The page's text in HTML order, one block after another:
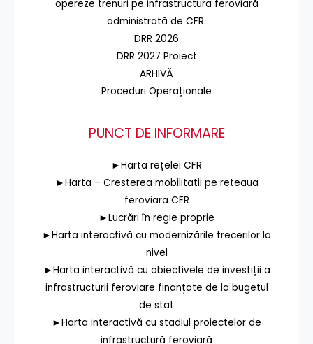
opereze trenuri pe infrastructura feroviară
administrată de CFR.
DRR 2026
DRR 2027 Proiect
ARHIVĂ
Proceduri Operaționale
PUNCT DE INFORMARE
►Harta rețelei CFR
►Harta – Cresterea mobilitatii pe reteaua
feroviara CFR
►Lucrări în regie proprie
►Harta interactivă cu modernizările trecerilor la
nivel
►Harta interactivă cu obiectivele de investiții a
infrastructurii feroviare finanțate de la bugetul
de stat
►Harta interactivă cu stadiul proiectelor de
infrastructură feroviară